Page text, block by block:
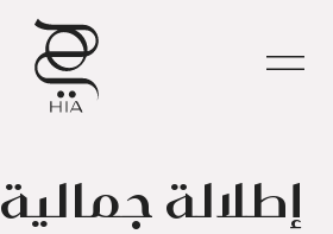
إطلالة جمالية